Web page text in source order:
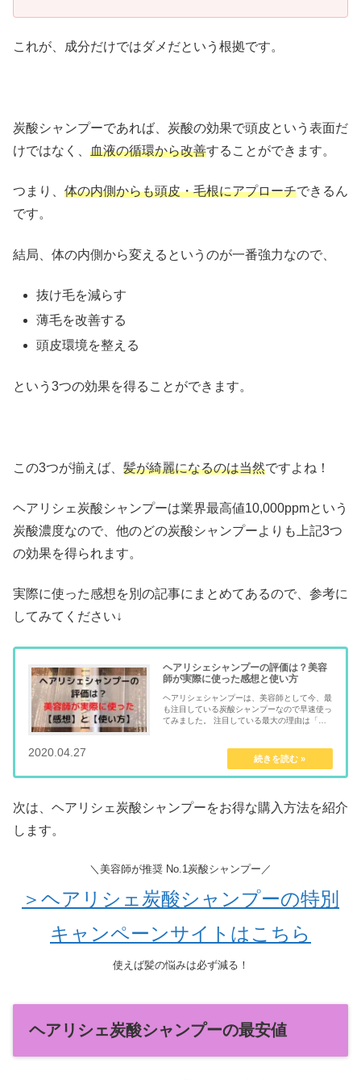
これが、成分だけではダメだという根拠です。
炭酸シャンプーであれば、炭酸の効果で頭皮という表面だ
けではなく、 血液の循環から改善することができます。
つまり、 体の内側からも頭皮・毛根にアプローチできるん
です。
結局、体の内側から変えるというのが一番強力なので、
抜け毛を減らす
薄毛を改善する
頭皮環境を整える
という3つの効果を得ることができます。
この3つが揃えば、 髪が綺麗になるのは当然ですよね！
ヘアリシェ炭酸シャンプーは業界最高値10,000ppmという
炭酸濃度なので、他のどの炭酸シャンプーよりも上記3つ
の効果を得られます。
実際に使った感想を別の記事にまとめてあるので、参考に
してみてください↓
ヘアリシェシャンプーの評価は？美容
師が実際に使った感想と使い方
ヘアリシェシャンプーは、美容師として今、最
も注目している炭酸シャンプーなので早速使っ
てみました。 注目している最大の理由は「炭
mentalmindful.com
2020.04.27
次は、ヘアリシェ炭酸シャンプーをお得な購入方法を紹介
します。
＼美容師が推奨 No.1炭酸シャンプー／
＞ヘアリシェ炭酸シャンプーの特別
キャンペーンサイトはこちら
使えば髪の悩みは必ず減る！
ヘアリシェ炭酸シャンプーの最安値